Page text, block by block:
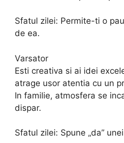
Sfatul zilei: Permite-ti o
de ea.
Varsator
Esti creativa si ai idei
atrage usor atentia cu un
In familie, atmosfera se
dispar.
Sfatul zilei: Spune „da”